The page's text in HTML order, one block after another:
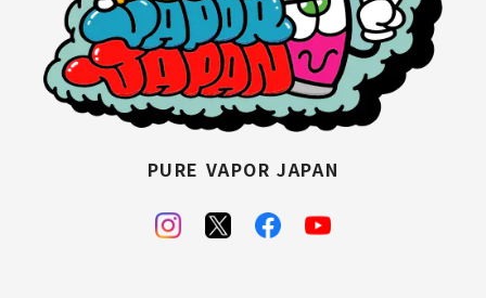
PURE VAPOR JAPAN